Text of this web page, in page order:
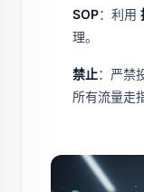
SOP：利用
理。
禁止：严禁
所有流量走